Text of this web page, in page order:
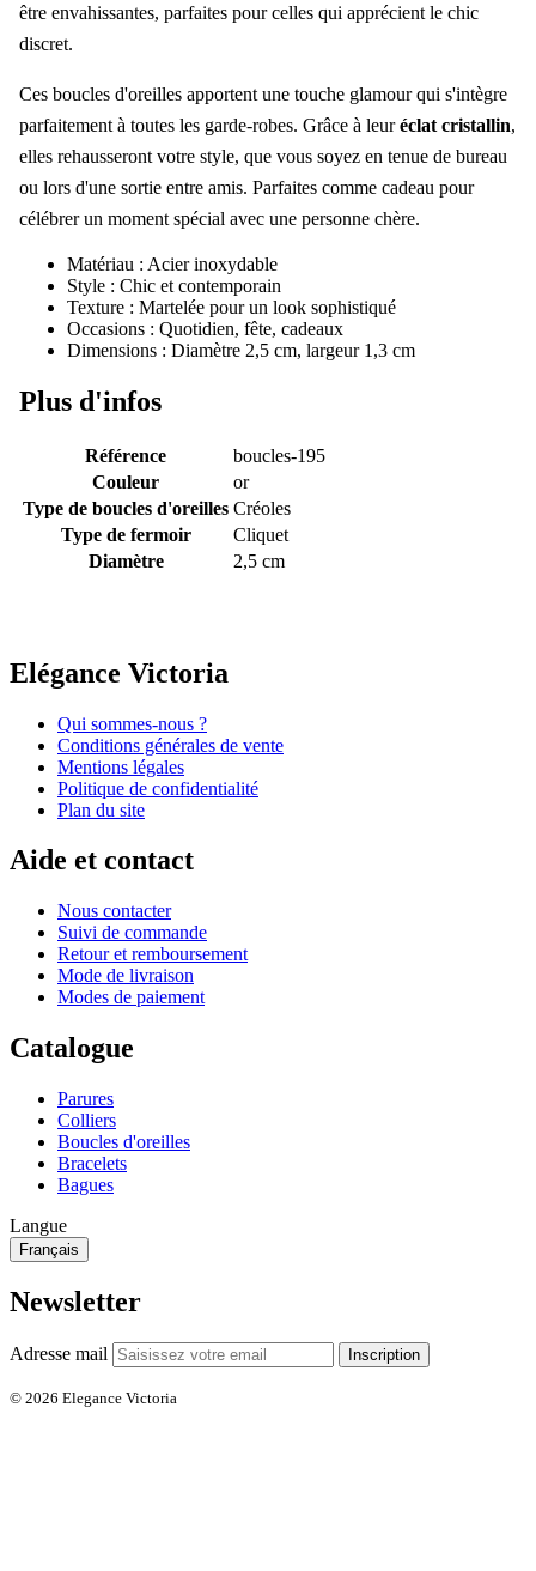
être envahissantes, parfaites pour celles qui apprécient le chic
discret.
Ces boucles d'oreilles apportent une touche glamour qui s'intègre
parfaitement à toutes les garde-robes. Grâce à leuréclat cristallin,
elles rehausseront votre style, que vous soyez en tenue de bureau
ou lors d'une sortie entre amis. Parfaites comme cadeau pour
célébrer un moment spécial avec une personne chère.
Matériau : Acier inoxydable
Style : Chic et contemporain
Texture : Martelée pour un look sophistiqué
Occasions : Quotidien, fête, cadeaux
Dimensions : Diamètre 2,5 cm, largeur 1,3 cm
Plus d'infos
Référence
boucles-195
Couleur
or
Type de boucles d'oreilles Créoles
Type de fermoir
Cliquet
Diamètre
2,5 cm
Elégance Victoria
Qui sommes-nous ?
Conditions générales de vente
Mentions légales
Politique de confidentialité
Plan du site
Aide et contact
Nous contacter
Suivi de commande
Retour et remboursement
Mode de livraison
Modes de paiement
Catalogue
Parures
Colliers
Boucles d'oreilles
Bracelets
Bagues
Langue
Français
Newsletter
Adresse mail Inscription
© 2026 Elegance Victoria